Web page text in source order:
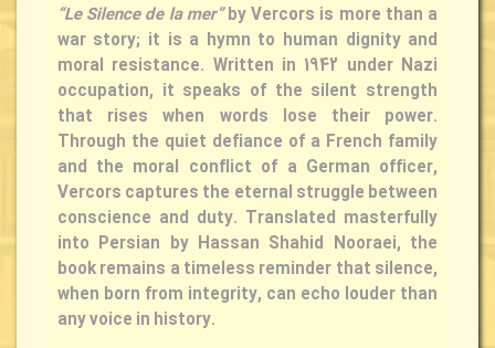
“Le Silence de la mer”by Vercors is more than a
war story; it is a hymn to human dignity and
moral resistance. Written in 1942 under Nazi
occupation, it speaks of the silent strength
that rises when words lose their power.
Through the quiet defiance of a French family
and the moral conflict of a German officer,
Vercors captures the eternal struggle between
conscience and duty. Translated masterfully
into Persian by Hassan Shahid Nooraei, the
book remains a timeless reminder that silence,
when born from integrity, can echo louder than
any voice in history.